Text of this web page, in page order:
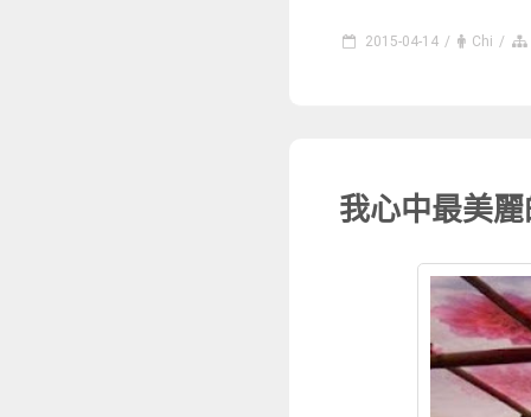
2015-04-14 / Chi /
我心中最美